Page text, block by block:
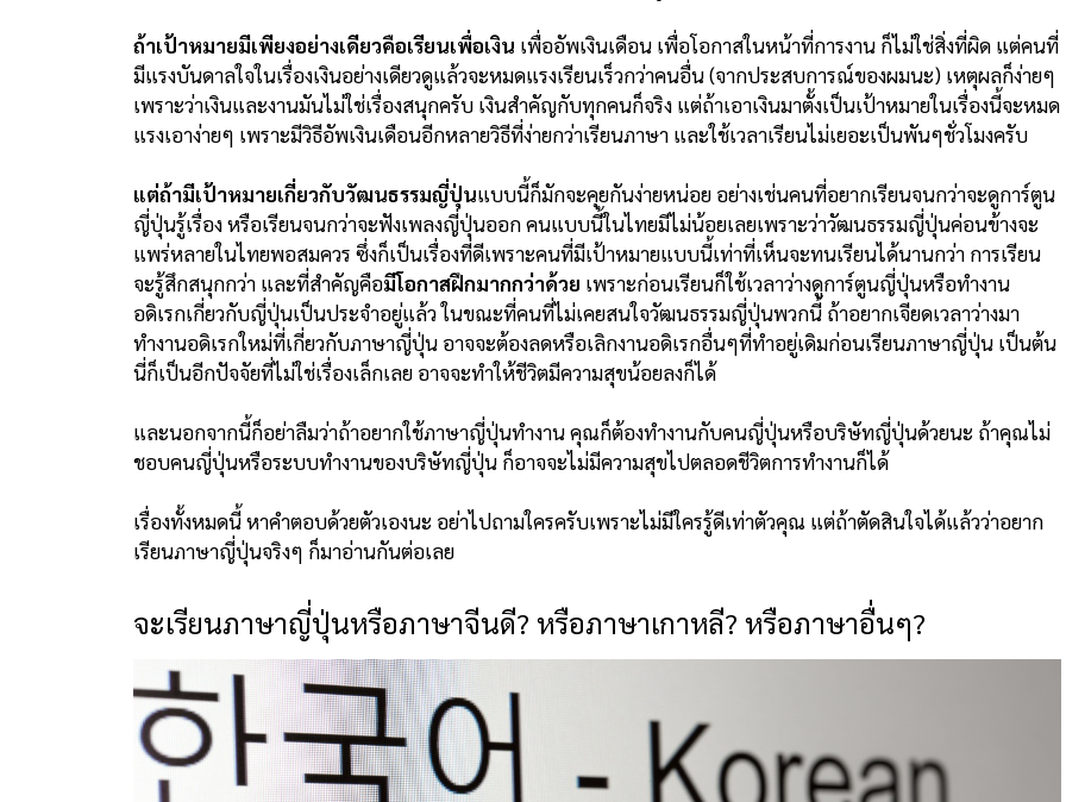
ถ้าเป้าหมายมีเพียงอย่างเดียวคือเรียนเพื่อเงิน เพื่ออัพเงินเดือน เพื่อโอกาสในหน้าที่การงาน ก็ไม่ใช่สิ่งที่ผิด แต่คนที่
มีแรงบันดาลใจในเรื่องเงินอย่างเดียวดูแล้วจะหมดแรงเรียนเร็วกว่าคนอื่น (จากประสบการณ์ของผมนะ) เหตุผลก็ง่ายๆ
เพราะว่าเงินและงานมันไม่ใช่เรื่องสนุกครับ เงินสำคัญกับทุกคนก็จริง แต่ถ้าเอาเงินมาตั้งเป็นเป้าหมายในเรื่องนี้จะหมด
แรงเอาง่ายๆ เพราะมีวิธีอัพเงินเดือนอีกหลายวิธีที่ง่ายกว่าเรียนภาษา และใช้เวลาเรียนไม่เยอะเป็นพันๆชั่วโมงครับ
แต่ถ้ามีเป้าหมายเกี่ยวกับวัฒนธรรมญี่ปุ่นแบบนี้ก็มักจะคุยกันง่ายหน่อย อย่างเช่นคนที่อยากเรียนจนกว่าจะดูการ์ตูน
ญี่ปุ่นรู้เรื่อง หรือเรียนจนกว่าจะฟังเพลงญี่ปุ่นออก คนแบบนี้ในไทยมีไม่น้อยเลยเพราะว่าวัฒนธรรมญี่ปุ่นค่อนข้างจะ
แพร่หลายในไทยพอสมควร ซึ่งก็เป็นเรื่องที่ดีเพราะคนที่มีเป้าหมายแบบนี้เท่าที่เห็นจะทนเรียนได้นานกว่า การเรียน
จะรู้สึกสนุกกว่า และที่สำคัญคือมีโอกาสฝึกมากกว่าด้วย เพราะก่อนเรียนก็ใช้เวลาว่างดูการ์ตูนญี่ปุ่นหรือทำงาน
อดิเรกเกี่ยวกับญี่ปุ่นเป็นประจำอยู่แล้ว ในขณะที่คนที่ไม่เคยสนใจวัฒนธรรมญี่ปุ่นพวกนี้ ถ้าอยากเจียดเวลาว่างมา
ทำงานอดิเรกใหม่ที่เกี่ยวกับภาษาญี่ปุ่น อาจจะต้องลดหรือเลิกงานอดิเรกอื่นๆที่ทำอยู่เดิมก่อนเรียนภาษาญี่ปุ่น เป็นต้น
นี่ก็เป็นอีกปัจจัยที่ไม่ใช่เรื่องเล็กเลย อาจจะทำให้ชีวิตมีความสุขน้อยลงก็ได้
และนอกจากนี้ก็อย่าลืมว่าถ้าอยากใช้ภาษาญี่ปุ่นทำงาน คุณก็ต้องทำงานกับคนญี่ปุ่นหรือบริษัทญี่ปุ่นด้วยนะ ถ้าคุณไม่
ชอบคนญี่ปุ่นหรือระบบทำงานของบริษัทญี่ปุ่น ก็อาจจะไม่มีความสุขไปตลอดชีวิตการทำงานก็ได้
เรื่องทั้งหมดนี้ หาคำตอบด้วยตัวเองนะ อย่าไปถามใครครับเพราะไม่มีใครรู้ดีเท่าตัวคุณ แต่ถ้าตัดสินใจได้แล้วว่าอยาก
เรียนภาษาญี่ปุ่นจริงๆ ก็มาอ่านกันต่อเลย
จะเรียนภาษาญี่ปุ่นหรือภาษาจีนดี? หรือภาษาเกาหลี? หรือภาษาอื่นๆ?